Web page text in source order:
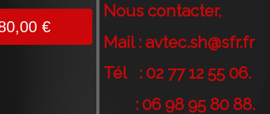
€
Nous contacter,
Mail : avtec.sh@sfr.fr
Tél : 02 77 12 55 06.
: 06 98 95 80 88.